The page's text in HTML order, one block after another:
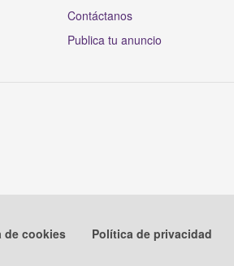
Contáctanos
Publica tu anuncio
de cookies Política de privacidad